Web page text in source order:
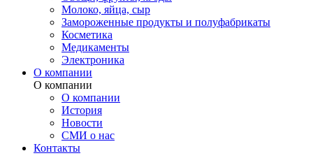
Молоко, яйца, сыр
Замороженные продукты и полуфабрикаты
Косметика
Медикаменты
Электроника
О компании
О компании
О компании
История
Новости
СМИ о нас
Контакты